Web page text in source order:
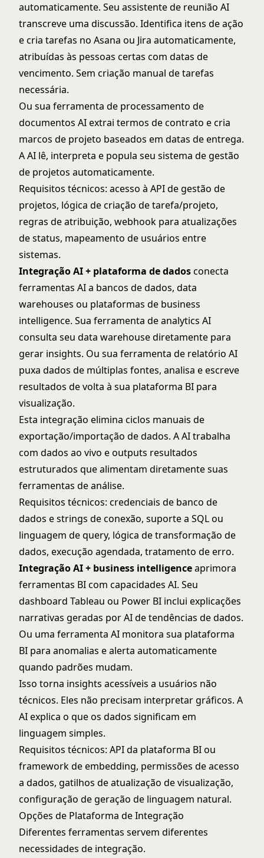
automaticamente. Seu assistente de reunião AI
transcreve uma discussão. Identifica itens de ação
e cria tarefas no Asana ou Jira automaticamente,
atribuídas às pessoas certas com datas de
vencimento. Sem criação manual de tarefas
necessária.
Ou sua ferramenta de processamento de
documentos AI extrai termos de contrato e cria
marcos de projeto baseados em datas de entrega.
A AI lê, interpreta e popula seu sistema de gestão
de projetos automaticamente.
Requisitos técnicos: acesso à API de gestão de
projetos, lógica de criação de tarefa/projeto,
regras de atribuição, webhook para atualizações
de status, mapeamento de usuários entre
sistemas.
Integração AI + plataforma de dadosconecta
ferramentas AI a bancos de dados, data
warehouses ou plataformas de business
intelligence. Sua ferramenta de analytics AI
consulta seu data warehouse diretamente para
gerar insights. Ou sua ferramenta de relatório AI
puxa dados de múltiplas fontes, analisa e escreve
resultados de volta à sua plataforma BI para
visualização.
Esta integração elimina ciclos manuais de
exportação/importação de dados. A AI trabalha
com dados ao vivo e outputs resultados
estruturados que alimentam diretamente suas
ferramentas de análise.
Requisitos técnicos: credenciais de banco de
dados e strings de conexão, suporte a SQL ou
linguagem de query, lógica de transformação de
dados, execução agendada, tratamento de erro.
Integração AI + business intelligenceaprimora
ferramentas BI com capacidades AI. Seu
dashboard Tableau ou Power BI inclui explicações
narrativas geradas por AI de tendências de dados.
Ou uma ferramenta AI monitora sua plataforma
BI para anomalias e alerta automaticamente
quando padrões mudam.
Isso torna insights acessíveis a usuários não
técnicos. Eles não precisam interpretar gráficos. A
AI explica o que os dados significam em
linguagem simples.
Requisitos técnicos: API da plataforma BI ou
framework de embedding, permissões de acesso
a dados, gatilhos de atualização de visualização,
configuração de geração de linguagem natural.
Opções de Plataforma de Integração
Diferentes ferramentas servem diferentes
necessidades de integração.